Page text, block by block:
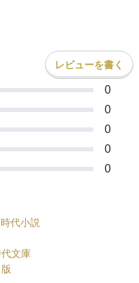
レビューを書く
0
0
0
0
0
代小説
文庫